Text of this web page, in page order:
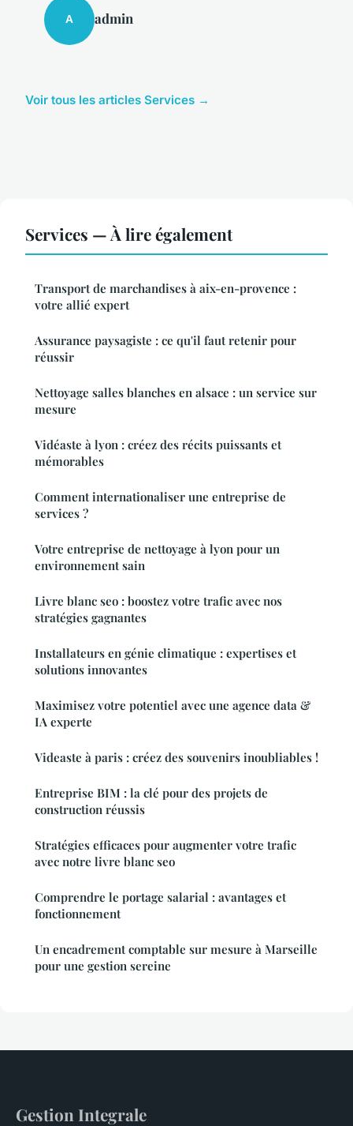
A admin
Voir tous les articles Services →
Services — À lire également
Transport de marchandises à aix-en-provence :
votre allié expert
Assurance paysagiste : ce qu'il faut retenir pour
réussir
Nettoyage salles blanches en alsace : un service sur
mesure
Vidéaste à lyon : créez des récits puissants et
mémorables
Comment internationaliser une entreprise de
services ?
Votre entreprise de nettoyage à lyon pour un
environnement sain
Livre blanc seo : boostez votre trafic avec nos
stratégies gagnantes
Installateurs en génie climatique : expertises et
solutions innovantes
Maximisez votre potentiel avec une agence data &
IA experte
Videaste à paris : créez des souvenirs inoubliables !
Entreprise BIM : la clé pour des projets de
construction réussis
Stratégies efficaces pour augmenter votre trafic
avec notre livre blanc seo
Comprendre le portage salarial : avantages et
fonctionnement
Un encadrement comptable sur mesure à Marseille
pour une gestion sereine
Gestion Integrale